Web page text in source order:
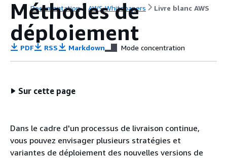
Documentation AWS Whitepapers Livre blanc AWS
Méthodes de
déploiement
PDF RSS Markdown Mode concentration
Sur cette page
Dans le cadre d'un processus de livraison continue,
vous pouvez envisager plusieurs stratégies et
variantes de déploiement des nouvelles versions de